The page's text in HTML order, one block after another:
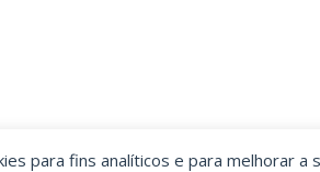
para fins analíticos e para melhorar a